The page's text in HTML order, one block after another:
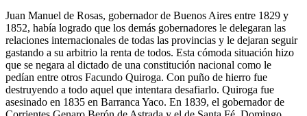
Juan Manuel de Rosas, gobernador de Buenos Aires entre 1829 y
1852, había logrado que los demás gobernadores le delegaran las
relaciones internacionales de todas las provincias y le dejaran seguir
gastando a su arbitrio la renta de todos. Esta cómoda situación hizo
que se negara al dictado de una constitución nacional como le
pedían entre otros Facundo Quiroga. Con puño de hierro fue
destruyendo a todo aquel que intentara desafiarlo. Quiroga fue
asesinado en 1835 en Barranca Yaco. En 1839, el gobernador de